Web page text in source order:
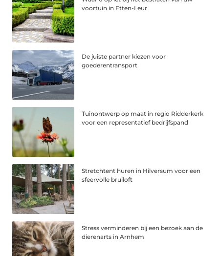
voortuin in Etten-Leur
De juiste partner kiezen voor
goederentransport
Tuinontwerp op maat in regio Ridderkerk
voor een representatief bedrijfspand
Stretchtent huren in Hilversum voor een
sfeervolle bruiloft
Stress verminderen bij een bezoek aan de
dierenarts in Arnhem